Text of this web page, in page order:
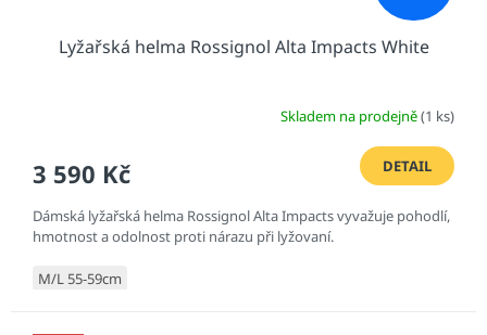
Lyžařská helma Rossignol Alta Impacts White
Skladem na prodejně(1 ks)
3 590 Kč DETAIL
Dámská lyžařská helma Rossignol Alta Impacts vyvažuje pohodlí,
hmotnost a odolnost proti nárazu při lyžovaní.
M/L 55-59cm